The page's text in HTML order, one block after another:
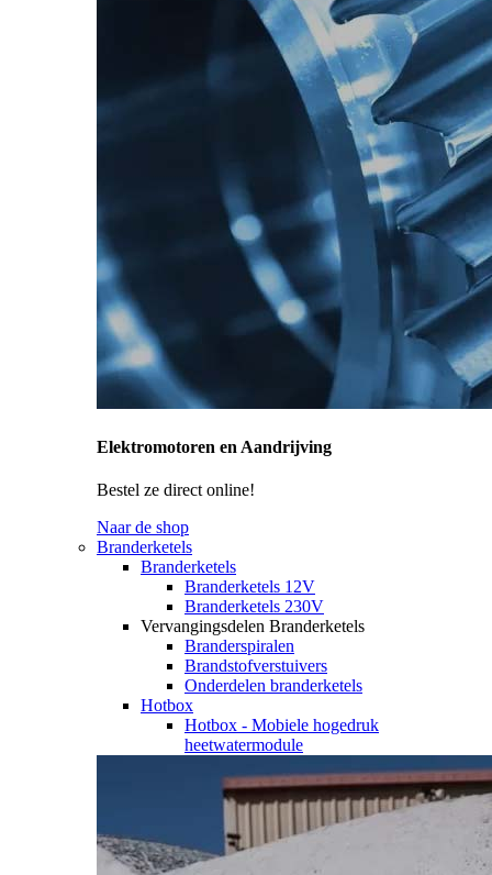
Elektromotoren en Aandrijving
Bestel ze direct online!
Naar de shop
Branderketels
Branderketels
Branderketels 12V
Branderketels 230V
Vervangingsdelen Branderketels
Branderspiralen
Brandstofverstuivers
Onderdelen branderketels
Hotbox
Hotbox - Mobiele hogedruk
heetwatermodule